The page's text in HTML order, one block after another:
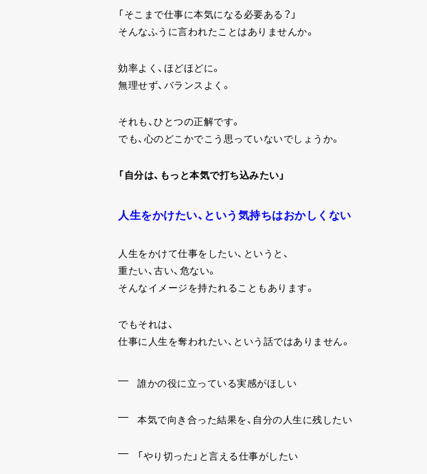
「そこまで仕事に本気になる必要ある？」
そんなふうに言われたことはありませんか。
効率よく、ほどほどに。
無理せず、バランスよく。
それも、ひとつの正解です。
でも、心のどこかでこう思っていないでしょうか。
「自分は、もっと本気で打ち込みたい」
人生をかけたい、という気持ちはおかしくない
人生をかけて仕事をしたい、というと、
重たい、古い、危ない。
そんなイメージを持たれることもあります。
でもそれは、
仕事に人生を奪われたい、という話ではありません。
誰かの役に立っている実感がほしい
本気で向き合った結果を、自分の人生に残したい
「やり切った」と言える仕事がしたい